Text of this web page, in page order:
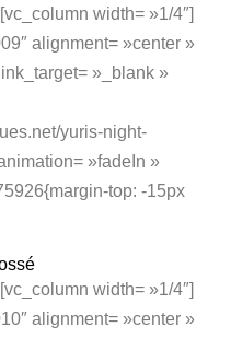
width= »1/4″]
alignment= »center »
»_blank »
yuris-night-
»fadeIn »
top: -15px
width= »1/4″]
alignment= »center »